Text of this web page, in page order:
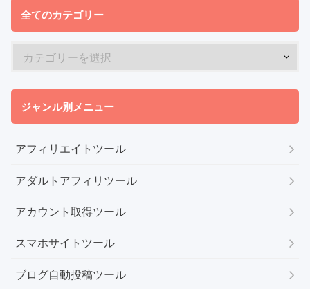
全てのカテゴリー
ジャンル別メニュー
アフィリエイトツール
アダルトアフィリツール
アカウント取得ツール
スマホサイトツール
ブログ自動投稿ツール